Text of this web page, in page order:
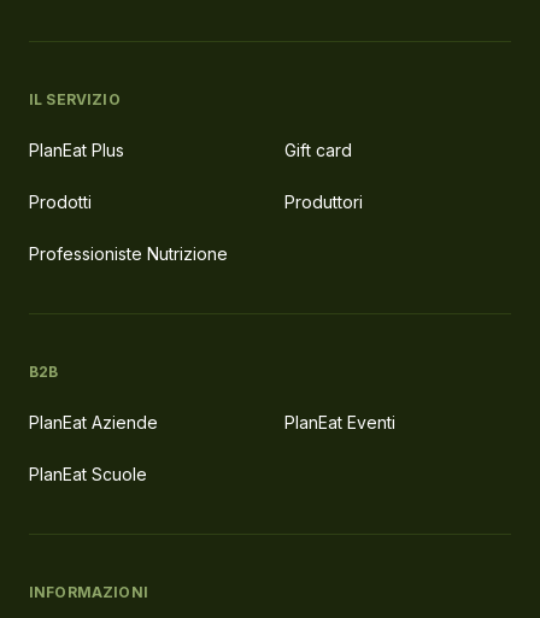
IL SERVIZIO
PlanEat Plus Gift card
Prodotti Produttori
Professioniste Nutrizione
B2B
PlanEat Aziende PlanEat Eventi
PlanEat Scuole
INFORMAZIONI